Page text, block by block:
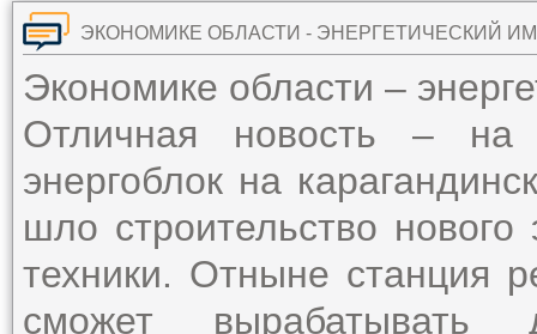
ЭКОНОМИКЕ ОБЛАСТИ - ЭНЕРГЕТИЧЕСКИЙ
Экономике области –
Отличная новость – на
энергоблок на
шло строительство
техники. Отныне станция
сможет вырабатывать